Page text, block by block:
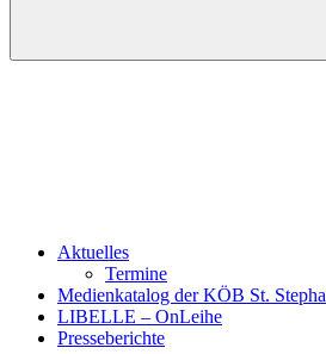
Aktuelles
Termine
Medienkatalog der KÖB St.
LIBELLE – OnLeihe
Presseberichte